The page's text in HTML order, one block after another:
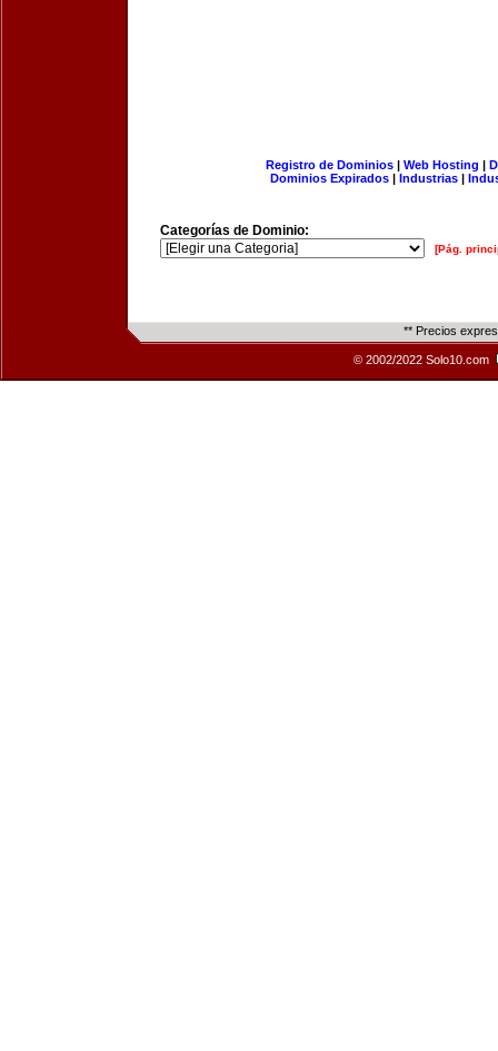
Registro de Dominios| Web Hosting |
Dominios Expirados | Industrias |
Categorías de Dominio:
[Pág.
** Precios
© 2002/2022 Solo10.com